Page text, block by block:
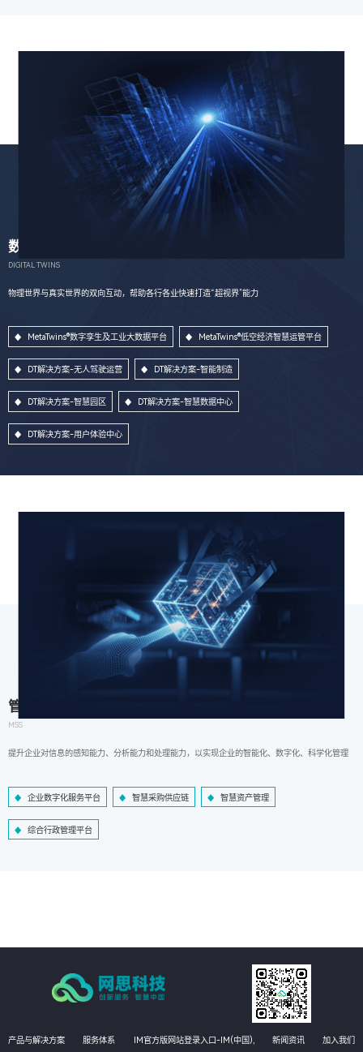
数字孪生
DIGITAL TWINS
物理世界与真实世界的双向互动，帮助各行各业快速打造“超视界”能力
MetaTwins®数字孪生及工业大数据平台 MetaTwins®低空经济智慧运管平台
DT解决方案-无人驾驶运营 DT解决方案-智能制造
DT解决方案-智慧园区 DT解决方案-智慧数据中心
DT解决方案-用户体验中心
管理信息系统
MSS
提升企业对信息的感知能力、分析能力和处理能力，以实现企业的智能化、数字化、科学化管理
企业数字化服务平台 智慧采购供应链 智慧资产管理
综合行政管理平台
产品与解决方案 服务体系 IM官方版网站登录入口-IM(中国), 新闻资讯 加入我们